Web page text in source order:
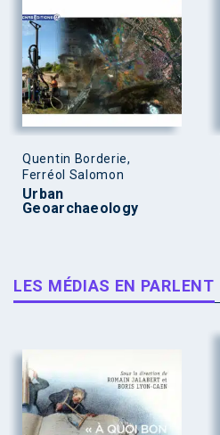
Quentin Borderie,
Ferréol Salomon
Urban
Geoarchaeology
LES MÉDIAS EN PARLENT